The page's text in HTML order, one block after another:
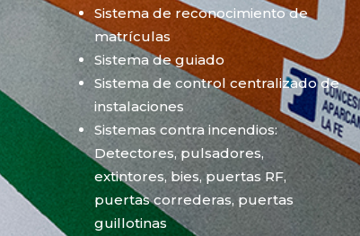
Sistema de reconocimiento de
matrículas
Sistema de guiado
Sistema de control centralizado de
instalaciones
Sistemas contra incendios:
Detectores, pulsadores,
extintores, bies, puertas RF,
puertas correderas, puertas
guillotinas